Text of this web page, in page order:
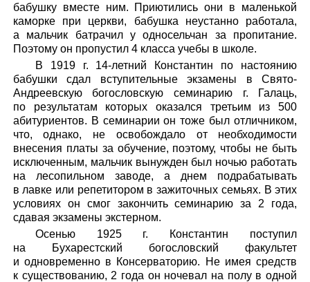
бабушку вместе ним. Приютились они в маленькой
каморке при церкви, бабушка неустанно работала,
а мальчик батрачил у односельчан за пропитание.
Поэтому он пропустил 4 класса учебы в школе.
В 1919 г. 14-летний Константин по настоянию
бабушки сдал вступительные экзамены в Свято-
Андреевскую богословскую семинарию г. Галаць,
по результатам которых оказался третьим из 500
абитуриентов. В семинарии он тоже был отличником,
что, однако, не освобождало от необходимости
внесения платы за обучение, поэтому, чтобы не быть
исключенным, мальчик вынужден был ночью работать
на лесопильном заводе, а днем подрабатывать
в лавке или репетитором в зажиточных семьях. В этих
условиях он смог закончить семинарию за 2 года,
сдавая экзамены экстерном.
Осенью 1925 г. Константин поступил
на Бухарестский богословский факультет
и одновременно в Консерваторию. Не имея средств
к существованию, 2 года он ночевал на полу в одной